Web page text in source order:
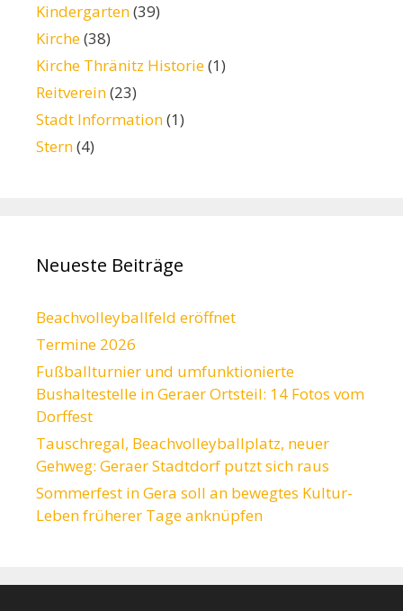
Kindergarten(39)
Kirche(38)
Kirche Thränitz Historie(1)
Reitverein(23)
Stadt Information(1)
Stern(4)
Neueste Beiträge
Beachvolleyballfeld eröffnet
Termine 2026
Fußballturnier und umfunktionierte
Bushaltestelle in Geraer Ortsteil: 14 Fotos vom
Dorffest
Tauschregal, Beachvolleyballplatz, neuer
Gehweg: Geraer Stadtdorf putzt sich raus
Sommerfest in Gera soll an bewegtes Kultur-
Leben früherer Tage anknüpfen